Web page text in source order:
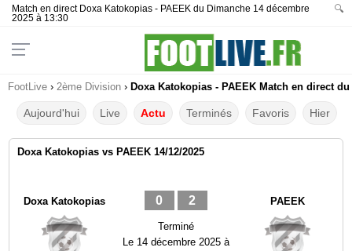
Match en direct Doxa Katokopias - PAEEK du Dimanche 14 décembre
2025 à 13:30
🔍
FootLive › 2ème Division › Doxa Katokopias - PAEEK Match en direct du
Aujourd'hui Live Actu Terminés Favoris Hier
Doxa Katokopias vs PAEEK 14/12/2025
Doxa Katokopias 0 2
Terminé
Le 14 décembre 2025 à
PAEEK